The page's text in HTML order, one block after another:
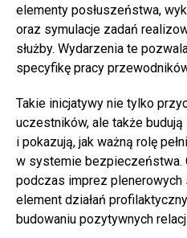
elementy posłuszeństwa,
oraz symulacje zadań
służby. Wydarzenia te
specyfikę pracy
Takie inicjatywy nie tylko
uczestników, ale także
i pokazują, jak ważną rolę
w systemie bezpieczeństwa.
podczas imprez plenerowych
element działań
budowaniu pozytywnych